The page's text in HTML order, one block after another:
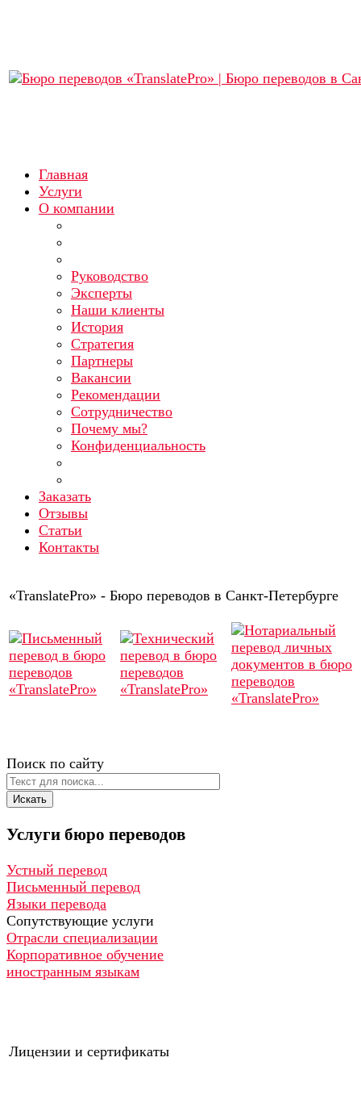
Главная
Услуги
О компании
Руководство
Эксперты
Наши клиенты
История
Стратегия
Партнеры
Вакансии
Рекомендации
Сотрудничество
Почему мы?
Конфиденциальность
Заказать
Отзывы
Статьи
Контакты
«TranslatePro» - Бюро переводов в Санкт-Петербурге
Поиск по сайту
Искать
Услуги бюро переводов
Устный перевод
Письменный перевод
Языки перевода
Сопутствующие услуги
Отрасли специализации
Корпоративное обучение
иностранным языкам
Лицензии и сертификаты